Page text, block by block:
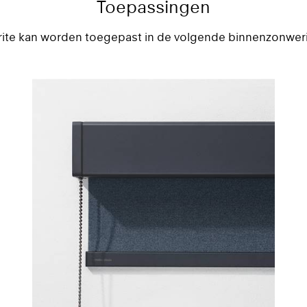
Toepassingen
kan worden toegepast in de volgende